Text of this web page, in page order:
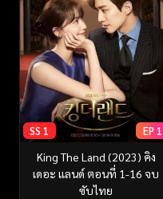
SS 1 EP 1
King The Land (2023) คิง
เดอะ แลนด์ ตอนที่ 1-16 จบ
ซับไทย